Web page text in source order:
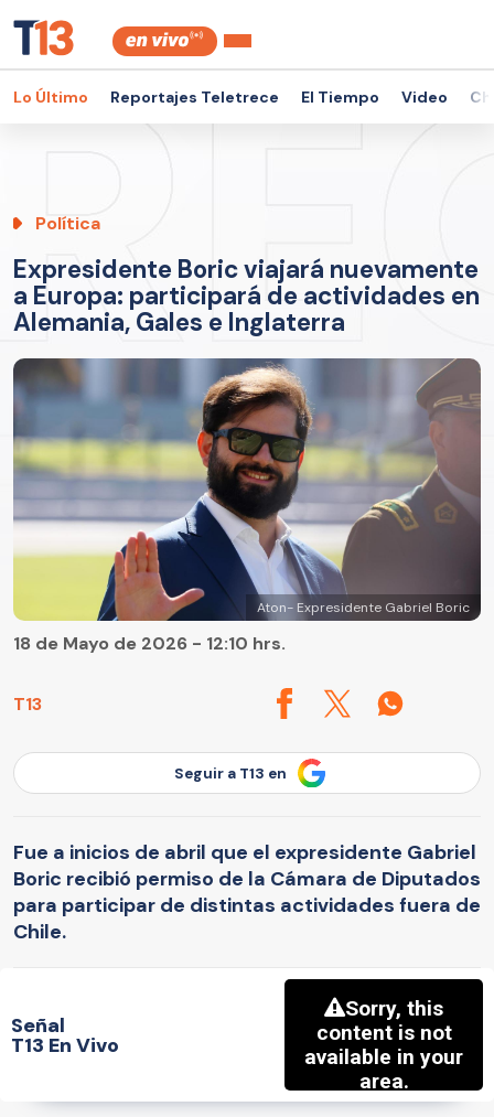
Lo Último Reportajes Teletrece El Tiempo Video
Política
Expresidente Boric viajará nuevamente
a Europa: participará de actividades en
Alemania, Gales e Inglaterra
Aton- Expresidente Gabriel Boric
T13
18 de Mayo de 2026 - 12:10 hrs.
Seguir a T13 en
Fue a inicios de abril que el expresidente Gabriel
Boric recibió permiso de la Cámara de Diputados
para participar de distintas actividades fuera de
Chile.
Señal
T13 En Vivo